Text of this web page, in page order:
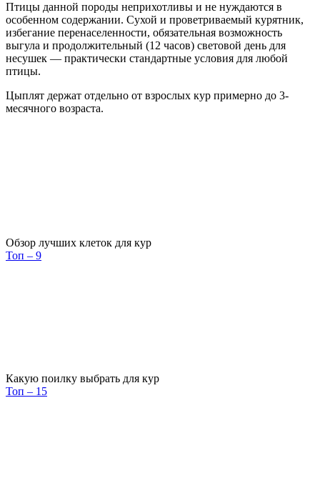
Птицы данной породы неприхотливы и не нуждаются в
особенном содержании. Сухой и проветриваемый курятник,
избегание перенаселенности, обязательная возможность
выгула и продолжительный (12 часов) световой день для
несушек — практически стандартные условия для любой
птицы.
Цыплят держат отдельно от взрослых кур примерно до 3-
месячного возраста.
Обзор лучших клеток для кур
Топ – 9
Какую поилку выбрать для кур
Топ – 15